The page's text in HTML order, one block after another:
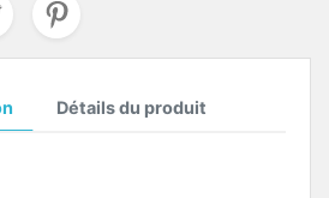
Détails du produit